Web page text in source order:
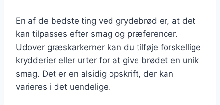
En af de bedste ting ved grydebrød er, at det
kan tilpasses efter smag og præferencer.
Udover græskarkerner kan du tilføje forskellige
krydderier eller urter for at give brødet en unik
smag. Det er en alsidig opskrift, der kan
varieres i det uendelige.